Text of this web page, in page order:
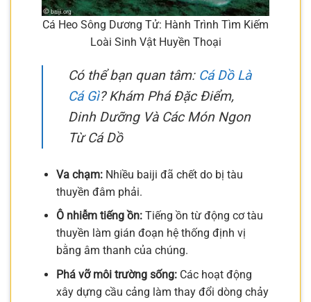
Cá Heo Sông Dương Tử: Hành Trình Tìm Kiếm
Loài Sinh Vật Huyền Thoại
Có thể bạn quan tâm: Cá Dồ Là
Cá Gì? Khám Phá Đặc Điểm,
Dinh Dưỡng Và Các Món Ngon
Từ Cá Dồ
Va chạm:Nhiều baiji đã chết do bị tàu
thuyền đâm phải.
Ô nhiễm tiếng ồn:Tiếng ồn từ động cơ tàu
thuyền làm gián đoạn hệ thống định vị
bằng âm thanh của chúng.
Phá vỡ môi trường sống:Các hoạt động
xây dựng cầu cảng làm thay đổi dòng chảy